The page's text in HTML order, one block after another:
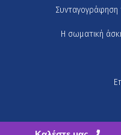
Συνταγογράφηση
Η σωματική